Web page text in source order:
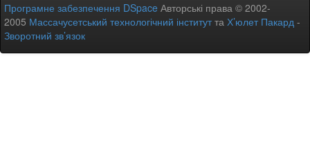
Програмне забезпечення DSpace Авторські права © 2002-
2005 Массачусетський технологічний інститутта Х’юлет Пакард -
Зворотний зв’язок